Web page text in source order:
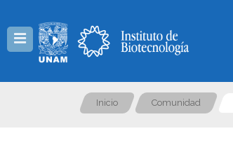
Inicio Comunidad